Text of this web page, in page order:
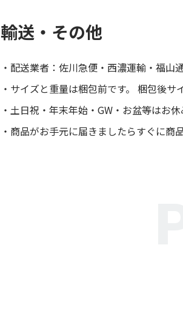
輸送・その他
配送業者：佐川急便・西濃運輸・福山
サイズと重量は梱包前です。 梱包後サ
土日祝・年末年始・GW・お盆等はお休
商品がお手元に届きましたらすぐに商